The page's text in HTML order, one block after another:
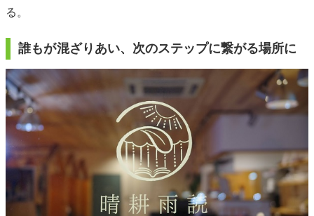
る。
誰もが混ざりあい、次のステップに繋がる場所に